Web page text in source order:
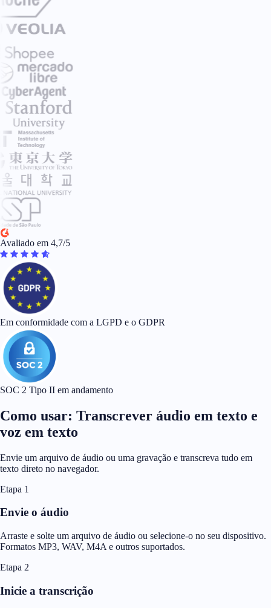
Avaliado em 4,7/5
Em conformidade com a LGPD e o GDPR
SOC 2 Tipo II em andamento
Como usar: Transcrever áudio em texto e
voz em texto
Envie um arquivo de áudio ou uma gravação e transcreva tudo em
texto direto no navegador.
Etapa 1
Envie o áudio
Arraste e solte um arquivo de áudio ou selecione-o no seu dispositivo.
Formatos MP3, WAV, M4A e outros suportados.
Etapa 2
Inicie a transcrição